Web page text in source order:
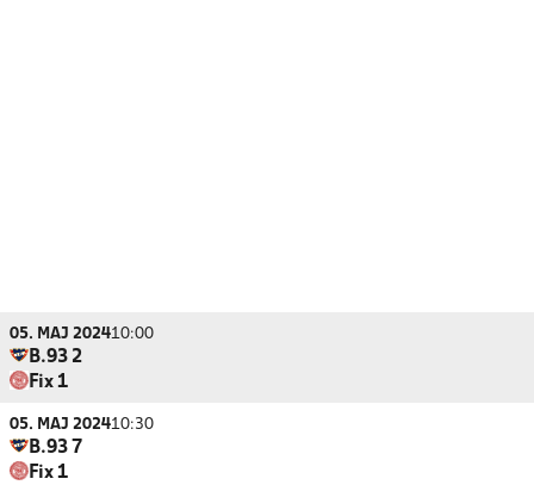
05. MAJ 202410:00
B.93 2
Fix 1
05. MAJ 202410:30
B.93 7
Fix 1